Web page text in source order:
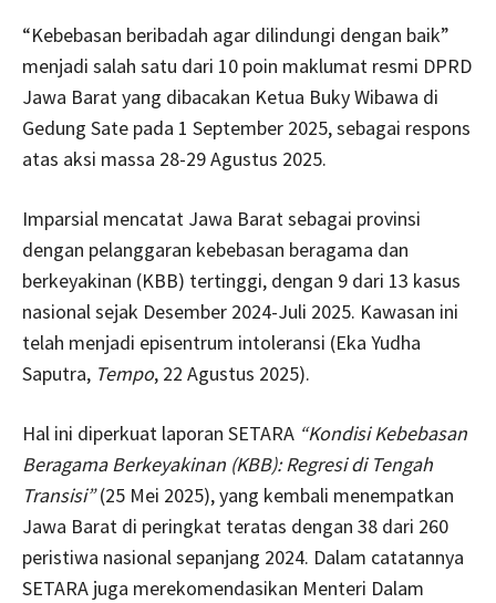
“Kebebasan beribadah agar dilindungi dengan baik”
menjadi salah satu dari 10 poin maklumat resmi DPRD
Jawa Barat yang dibacakan Ketua Buky Wibawa di
Gedung Sate pada 1 September 2025, sebagai respons
atas aksi massa 28-29 Agustus 2025.
Imparsial mencatat Jawa Barat sebagai provinsi
dengan pelanggaran kebebasan beragama dan
berkeyakinan (KBB) tertinggi, dengan 9 dari 13 kasus
nasional sejak Desember 2024-Juli 2025. Kawasan ini
telah menjadi episentrum intoleransi (Eka Yudha
Saputra, Tempo, 22 Agustus 2025).
Hal ini diperkuat laporan SETARA “Kondisi Kebebasan
Beragama Berkeyakinan (KBB): Regresi di Tengah
Transisi”(25 Mei 2025), yang kembali menempatkan
Jawa Barat di peringkat teratas dengan 38 dari 260
peristiwa nasional sepanjang 2024. Dalam catatannya
SETARA juga merekomendasikan Menteri Dalam